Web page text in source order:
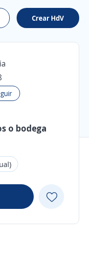
Crear HdV
o bodega